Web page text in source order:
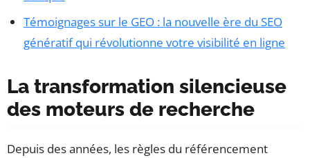
Témoignages sur le GEO : la nouvelle ère du SEO
génératif qui révolutionne votre visibilité en ligne
La transformation silencieuse
des moteurs de recherche
Depuis des années, les règles du référencement